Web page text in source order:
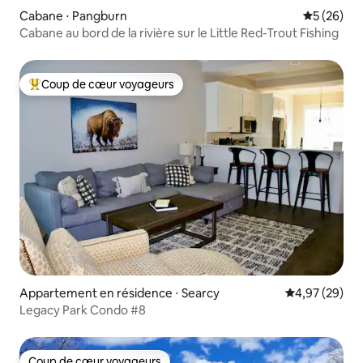
Cabane ⋅ Pangburn
5 (26)
Cabane au bord de la rivière sur le Little Red-Trout Fishing
Coups de cœur voyageurs les plus appréciés
Coup de cœur voyageurs
Appartement en résidence ⋅ Searcy Évaluation
4,97 (29)
Legacy Park Condo #8